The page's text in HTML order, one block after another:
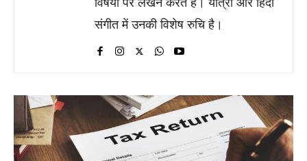
संगीत में उनकी विशेष रुचि है।